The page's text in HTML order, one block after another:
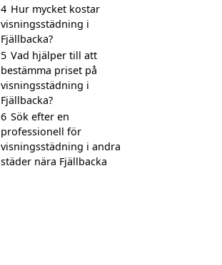
4 Hur mycket kostar
visningsstädning i
Fjällbacka?
5 Vad hjälper till att
bestämma priset på
visningsstädning i
Fjällbacka?
6 Sök efter en
professionell för
visningsstädning i andra
städer nära Fjällbacka